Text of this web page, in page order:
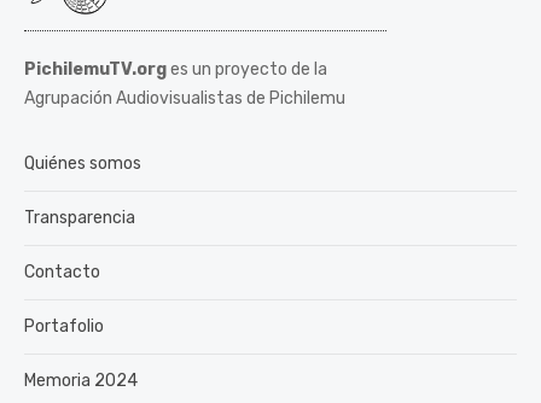
PichilemuTV.orges un proyecto de la
Agrupación Audiovisualistas de Pichilemu
Quiénes somos
Transparencia
Contacto
Portafolio
Memoria 2024